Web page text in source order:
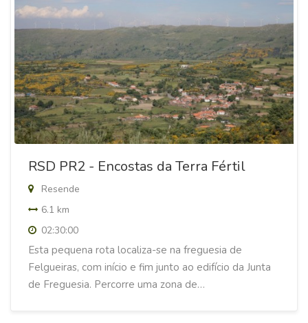
RSD PR2 - Encostas da Terra Fértil
Resende
6.1 km
02:30:00
Esta pequena rota localiza-se na freguesia de
Felgueiras, com início e fim junto ao edifício da Junta
de Freguesia. Percorre uma zona de…